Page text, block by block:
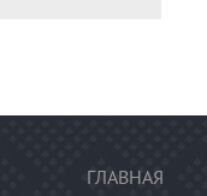
ГЛАВНАЯ